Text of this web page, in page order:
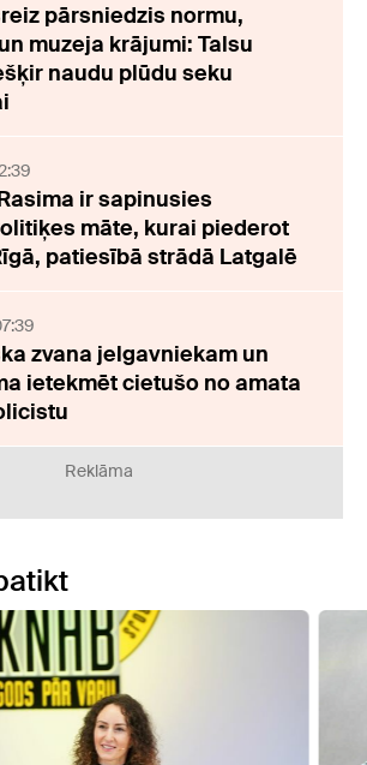
pārsniedzis normu,
muzeja krājumi: Talsu
naudu plūdu seku
ir sapinusies
māte, kurai piederot
patiesībā strādā Latgalē
zvana jelgavniekam un
ietekmēt cietušo no amata
Reklāma